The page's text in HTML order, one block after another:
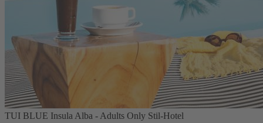
TUI BLUE Insula Alba - Adults Only Stil-Hotel